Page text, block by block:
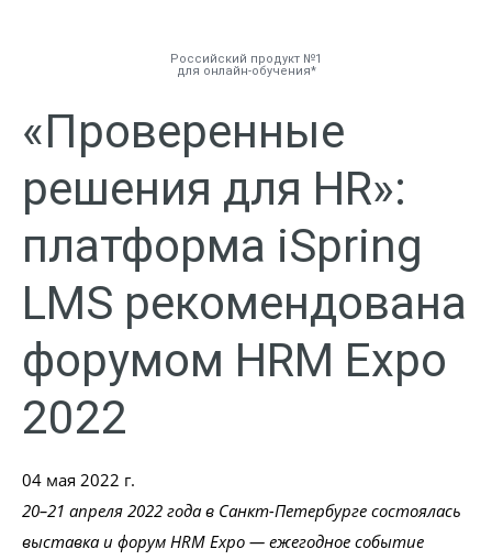
Российский продукт №1
для онлайн-обучения
Инструменты
Решения
Тарифы
Компания
База знаний
Задать вопрос
Мой Аккаунт
«Проверенные
решения для HR»:
платформа iSpring
LMS рекомендована
форумом HRM Expo
2022
04 мая 2022 г.
20–21 апреля 2022 года в Санкт-Петербурге состоялась
выставка и форум HRM Expo — ежегодное событие